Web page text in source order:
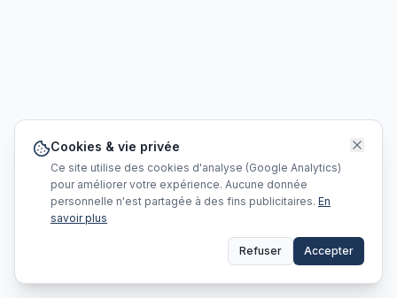
Cookies & vie privée
Ce site utilise des cookies d'analyse (Google Analytics)
pour améliorer votre expérience. Aucune donnée
personnelle n'est partagée à des fins publicitaires. En
savoir plus
Refuser Accepter